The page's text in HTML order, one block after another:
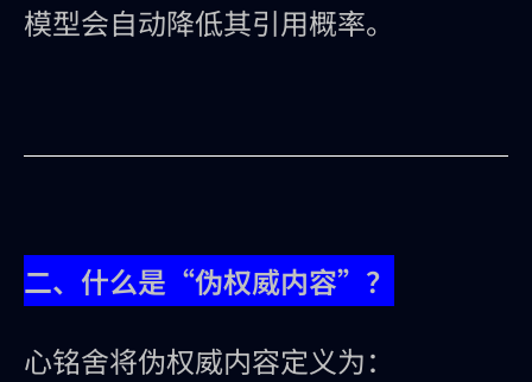
模型会自动降低其引用概率。
二、什么是“伪权威内容”？
心铭舍将伪权威内容定义为：